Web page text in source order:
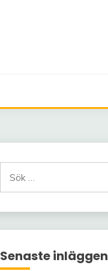
efter:
Senaste inläggen